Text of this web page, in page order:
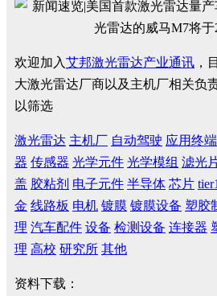
欢迎加入艾邦激光雷达产业通讯 ，
大激光雷达厂商以及主机厂相关负
以筛选
激光雷达 主机厂 自动驾驶 应用终端
器 传感器 光学元件 光学模组 滤光
盖 胶粘剂 电子元件 半导体 芯片 tier1
金 线路板 电机 镀膜 镀膜设备 塑胶
理 汽车配件 设备 检测设备 连接器
理 高校 研究所 其他
资料下载：